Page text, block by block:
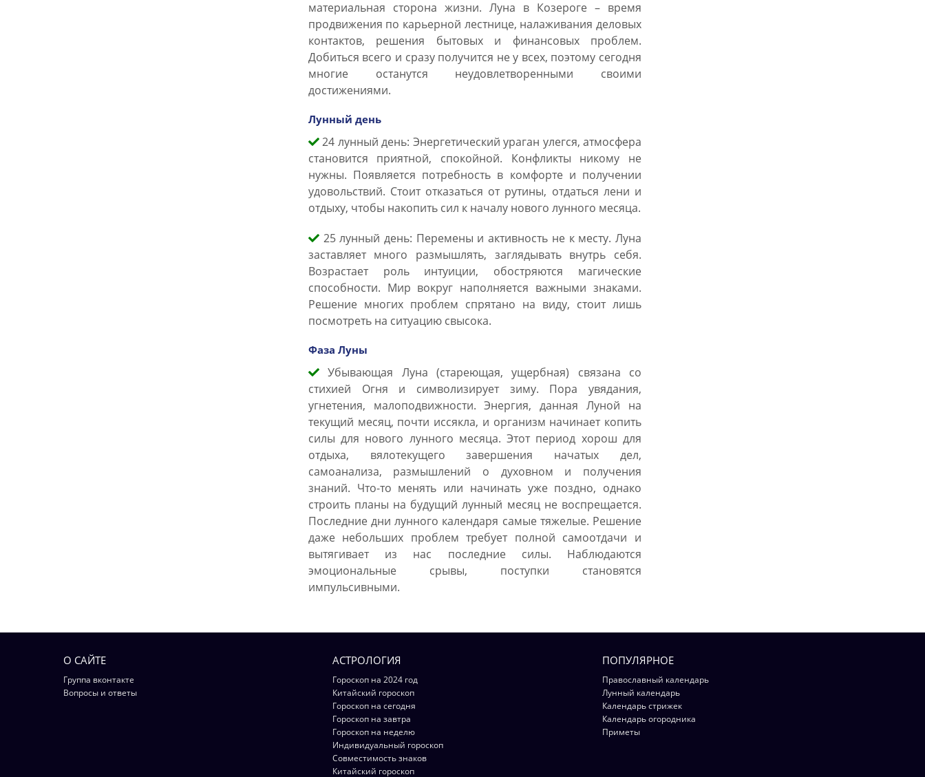
материальная сторона жизни. Луна в Козероге – время
продвижения по карьерной лестнице, налаживания деловых
контактов, решения бытовых и финансовых проблем.
Добиться всего и сразу получится не у всех, поэтому сегодня
многие останутся неудовлетворенными своими
достижениями.
Лунный день
24 лунный день: Энергетический ураган улегся, атмосфера
становится приятной, спокойной. Конфликты никому не
нужны. Появляется потребность в комфорте и получении
удовольствий. Стоит отказаться от рутины, отдаться лени и
отдыху, чтобы накопить сил к началу нового лунного месяца.
25 лунный день: Перемены и активность не к месту. Луна
заставляет много размышлять, заглядывать внутрь себя.
Возрастает роль интуиции, обостряются магические
способности. Мир вокруг наполняется важными знаками.
Решение многих проблем спрятано на виду, стоит лишь
посмотреть на ситуацию свысока.
Фаза Луны
Убывающая Луна (стареющая, ущербная) связана со
стихией Огня и символизирует зиму. Пора увядания,
угнетения, малоподвижности. Энергия, данная Луной на
текущий месяц, почти иссякла, и организм начинает копить
силы для нового лунного месяца. Этот период хорош для
отдыха, вялотекущего завершения начатых дел,
самоанализа, размышлений о духовном и получения
знаний. Что-то менять или начинать уже поздно, однако
строить планы на будущий лунный месяц не воспрещается.
Последние дни лунного календаря самые тяжелые. Решение
даже небольших проблем требует полной самоотдачи и
вытягивает из нас последние силы. Наблюдаются
эмоциональные срывы, поступки становятся
импульсивными.
О САЙТЕ
Группа вконтакте
Вопросы и ответы
АСТРОЛОГИЯ
Гороскоп на 2024 год
Китайский гороскоп
Гороскоп на сегодня
Гороскоп на завтра
Гороскоп на неделю
Индивидуальный гороскоп
Совместимость знаков
Китайский гороскоп
ПОПУЛЯРНОЕ
Православный календарь
Лунный календарь
Календарь стрижек
Календарь огородника
Приметы